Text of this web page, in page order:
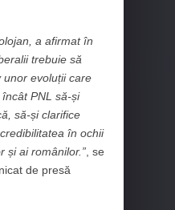
a afirmat în
trebuie să
unor evoluții care
PNL să-și
să-și clarifice
în ochii
și ai românilor.” , se
de presă